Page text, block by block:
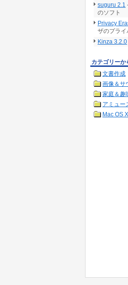
suguru 2.1
のソフト
Privacy
ザのプライ
Kinza 3.2.0
カテゴリーか
文書作成
画像＆サ
家庭＆趣
アミュー
Mac OS X